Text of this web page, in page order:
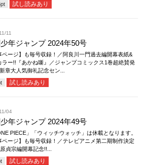
pt 試し読みあり
11
年ジャンプ 2024年50号
ページ】も毎号収録！／阿良川一門過去編開幕表紙&
ラー!!『あかね噺』／ジャンプコミックス1巻超絶賛発
章大人気御礼記念セン...
試し読みあり
04
年ジャンプ 2024年49号
PIECE」「ウィッチウォッチ」は休載となります。
ページ】も毎号収録！／テレビアニメ第二期制作決定
貞宗編開幕記念!!...
試し読みあり